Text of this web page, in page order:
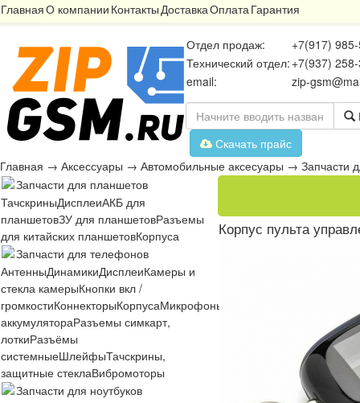
ГлавнаяО компании КонтактыДоставкаОплатаГарантия
Отдел продаж:
+7(917)
Технический отдел: +7(937)
email:
zip-
Скачать прайс
Главная → Аксессуары → Автомобильные аксесуары → Запчасти
Запчасти для планшетов
ТачскриныДисплеиАКБ для
планшетовЗУ для планшетовРазъемы
для китайских планшетовКорпуса
Запчасти для телефонов
АнтенныДинамикиДисплеиКамеры и
стекла камерыКнопки вкл /
громкостиКоннекторыКорпусаМикрофоны
аккумулятораРазъемы симкарт,
лоткиРазъёмы
системныеШлейфыТачскрины,
защитные стеклаВибромоторы
Запчасти для ноутбуков
Корпус пульта